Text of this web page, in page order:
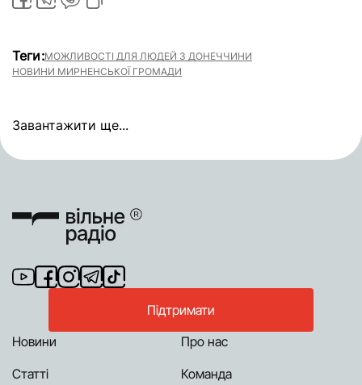
Теги:МОЖЛИВОСТІ ДЛЯ ЛЮДЕЙ З ДОНЕЧЧИНИ
НОВИНИ МИРНЕНСЬКОЇ ГРОМАДИ
Завантажити ще...
Підтримати
Новини
Статті
Про нас
Команда